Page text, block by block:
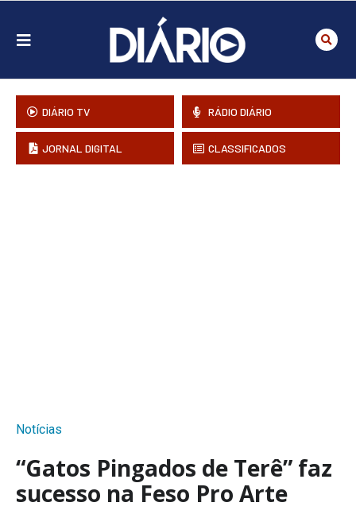
DIÁRIO TV RÁDIO DIÁRIO
JORNAL DIGITAL CLASSIFICADOS
Notícias
“Gatos Pingados de Terê” faz
sucesso na Feso Pro Arte